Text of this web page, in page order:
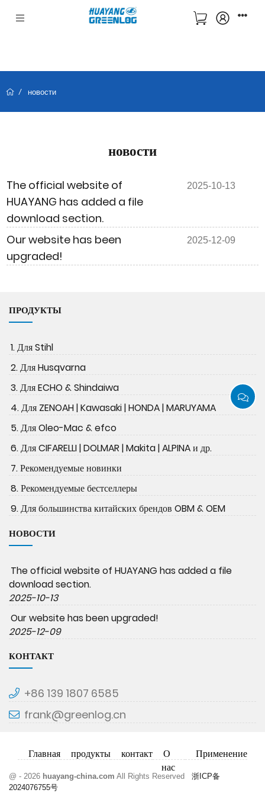
новости
новости
The official website of
HUAYANG has added a file
download section.
2025-10-13
Our website has been
upgraded!
2025-12-09
ПРОДУКТЫ
1. Для Stihl
2. Для Husqvarna
3. Для ECHO & Shindaiwa
4. Для ZENOAH | Kawasaki | HONDA | MARUYAMA
5. Для Oleo-Mac & efco
6. Для CIFARELLI | DOLMAR | Makita | ALPINA и др.
7. Рекомендуемые новинки
8. Рекомендуемые бестселлеры
9. Для большинства китайских брендов OBM & OEM
НОВОСТИ
The official website of HUAYANG has added a file
download section.
2025-10-13
Our website has been upgraded!
2025-12-09
КОНТАКТ
+86 139 1807 6585
frank@greenlog.cn
Главная продукты контакт
О
нас
Применение
@ - 2026 huayang-china.com All Rights Reserved 浙ICP备
2024076755号